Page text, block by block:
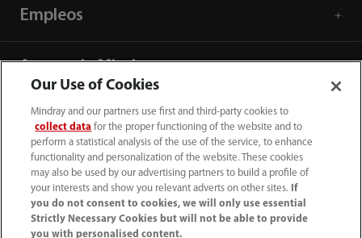
Empleos
Acerca de Mindray
Información de contacto
Our Use of Cookies
Mindray and our partners use first and third-party cookies to
collect data for the proper functioning of the website and to
perform a statistical analysis of the use of the service, to enhance
functionality and personalization of the website. These cookies
may also be used by our advertising partners to build a profile of
your interests and show you relevant adverts on other sites.
If
you do not consent to cookies, we will only use essential
Strictly Necessary Cookies but will not be able to provide
you with personalised content.